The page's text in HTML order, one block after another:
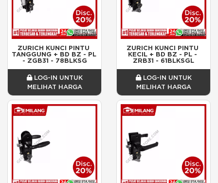
ZURICH KUNCI PINTU
TANGGUNG + BD BZ - PL
- ZGB31 - 78BLKSG
LOG-IN UNTUK
MELIHAT HARGA
ZURICH KUNCI PINTU
KECIL + BD BZ - PL -
ZRB31 - 61BLKSGL
LOG-IN UNTUK
MELIHAT HARGA